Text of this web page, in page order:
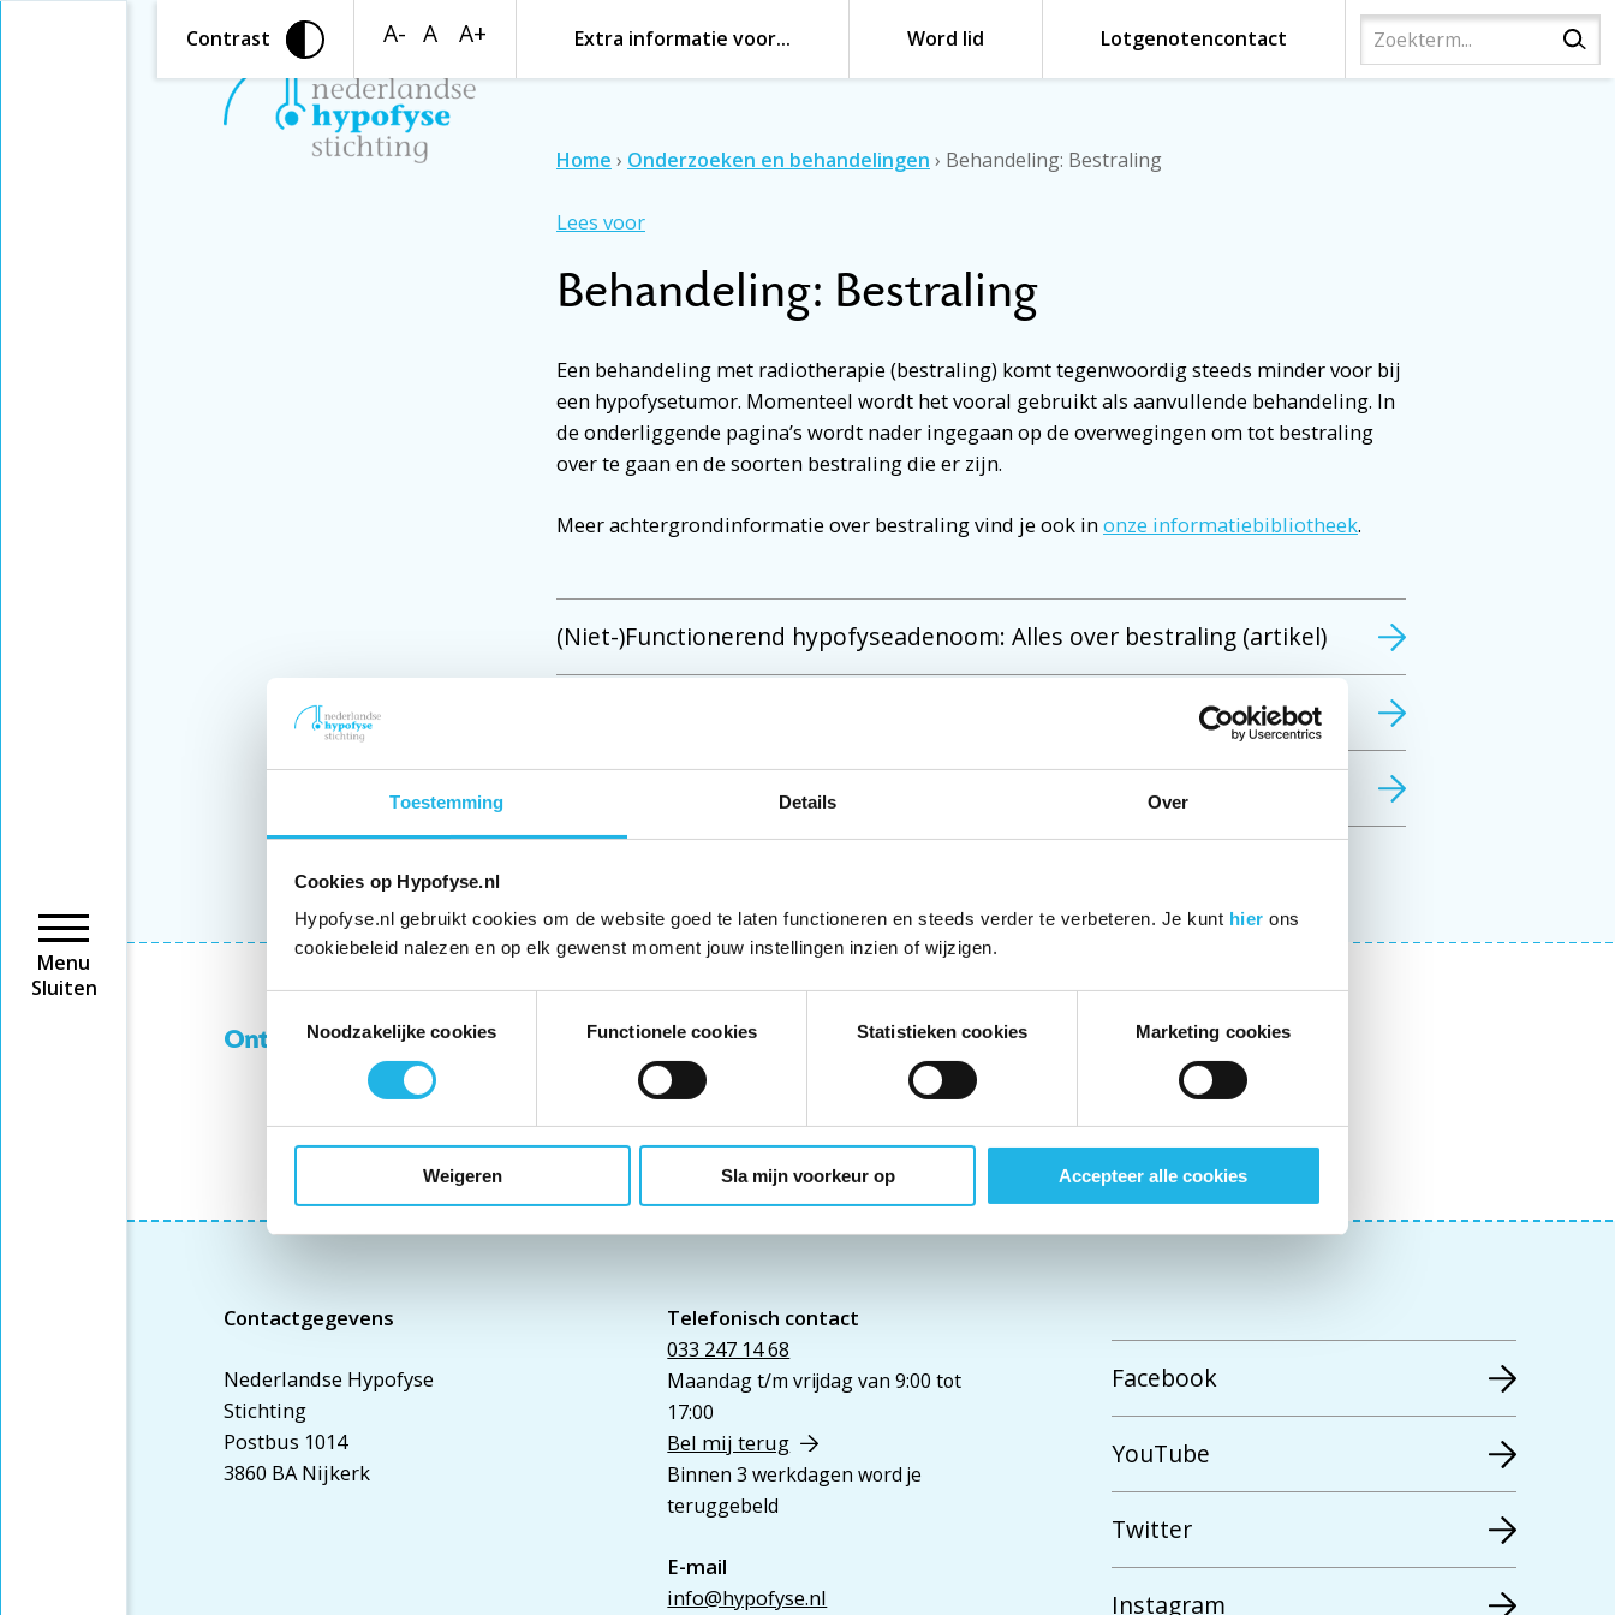
Toestemming Details Over
Cookies op Hypofyse.nl
Hypofyse.nl gebruikt cookies om de website goed te laten functioneren en steeds verder te verbeteren. Je kunt hier ons
cookiebeleid nalezen en op elk gewenst moment jouw instellingen inzien of wijzigen.
Noodzakelijke cookies
Functionele cookies Statistieken cookies Marketing cookies
Weigeren Sla mijn voorkeur op Accepteer alle cookies
Menu
Sluiten
Contrast A- A A+ Extra informatie voor… Word lid Lotgenotencontact
Home › Onderzoeken en behandelingen › Behandeling: Bestraling
Lees voor
Behandeling: Bestraling
Een behandeling met radiotherapie (bestraling)komt tegenwoordig steeds minder voorbij
een hypofysetumor. Momenteel wordt het vooral gebruikt als aanvullende behandeling. In
de onderliggende pagina’s wordt nader ingegaan op de overwegingen om tot bestraling
over te gaan en de soorten bestraling die er zijn.
Meer achtergrondinformatie over bestraling vind je ook inonze informatiebibliotheek.
(Niet-)Functionerend hypofyseadenoom: Alles over bestraling (artikel)
Soorten bestraling bij hypofyse
Ontvang 6 keer per jaar de gratis Hypofyse Nieuwsbrief
Contactgegevens
Nederlandse Hypofyse
Stichting
Postbus 1014
3860 BA Nijkerk
Telefonisch contact
033 247 14 68
Maandag t/m vrijdag van 9:00 tot
17:00
Bel mij terug
Binnen 3 werkdagen word je
teruggebeld
E-mail
info@hypofyse.nl
Facebook
YouTube
Twitter
Instagram